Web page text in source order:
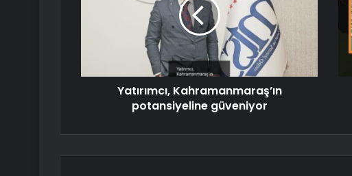
Yatırımcı, Kahramanmaraş’ın
potansiyeline güveniyor